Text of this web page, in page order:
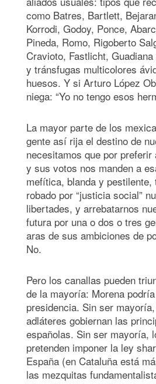
como Batres, Bartlett,
Korrodi, Godoy, Ponce,
Pineda, Romo, Rigoberto
Cravioto, Fastlicht,
y tránsfugas multicolores
huesos. Y si Arturo López
niega: “Yo no tengo esos
La mayor parte de los
gente así rija el destino de
necesitamos que por preferir
y sus votos nos manden a
mefítica, blanda y pestilente,
robado por “justicia social”
libertades, y arrebatarnos
futura por una o dos o tres
aras de sus ambiciones de
No.
Pero los canallas pueden
de la mayoría: Morena
presidencia. Sin ser
adláteres gobiernan las
españolas. Sin ser mayoría,
pretenden imponer la ley
España (en Cataluña está
las mezquitas